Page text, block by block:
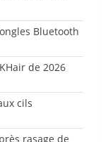
Bluetooth
de 2026
cils
rasage de